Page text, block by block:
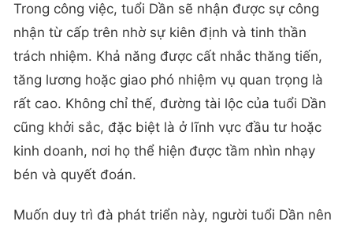
Trong công việc, tuổi Dần sẽ nhận được sự công
nhận từ cấp trên nhờ sự kiên định và tinh thần
trách nhiệm. Khả năng được cất nhắc thăng tiến,
tăng lương hoặc giao phó nhiệm vụ quan trọng là
rất cao. Không chỉ thế, đường tài lộc của tuổi Dần
cũng khởi sắc, đặc biệt là ở lĩnh vực đầu tư hoặc
kinh doanh, nơi họ thể hiện được tầm nhìn nhạy
bén và quyết đoán.
Muốn duy trì đà phát triển này, người tuổi Dần nên